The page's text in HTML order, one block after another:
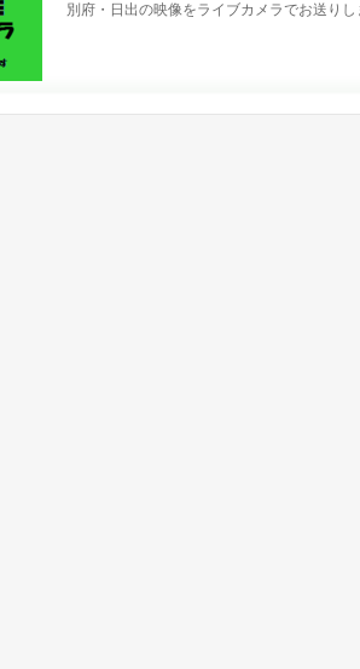
別府・日出の映像をライブカメラでお送りし